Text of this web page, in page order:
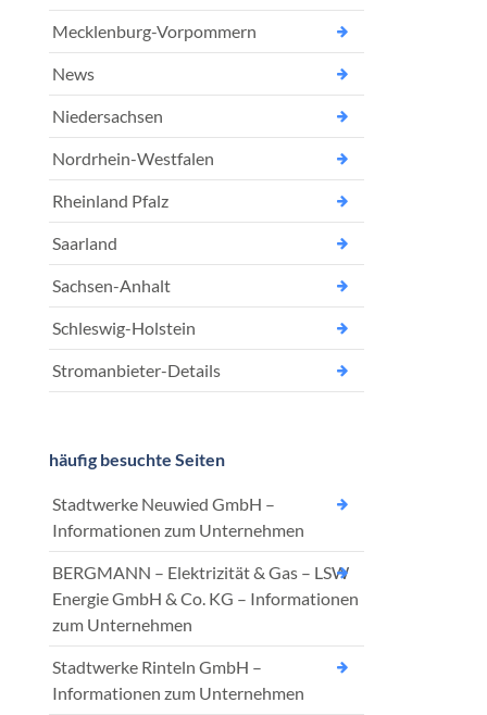
Mecklenburg-Vorpommern
News
Niedersachsen
Nordrhein-Westfalen
Rheinland Pfalz
Saarland
Sachsen-Anhalt
Schleswig-Holstein
Stromanbieter-Details
häufig besuchte Seiten
Stadtwerke Neuwied GmbH –
Informationen zum Unternehmen
BERGMANN – Elektrizität & Gas – LSW
Energie GmbH & Co. KG – Informationen
zum Unternehmen
Stadtwerke Rinteln GmbH –
Informationen zum Unternehmen